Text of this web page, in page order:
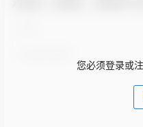
您必须登录或